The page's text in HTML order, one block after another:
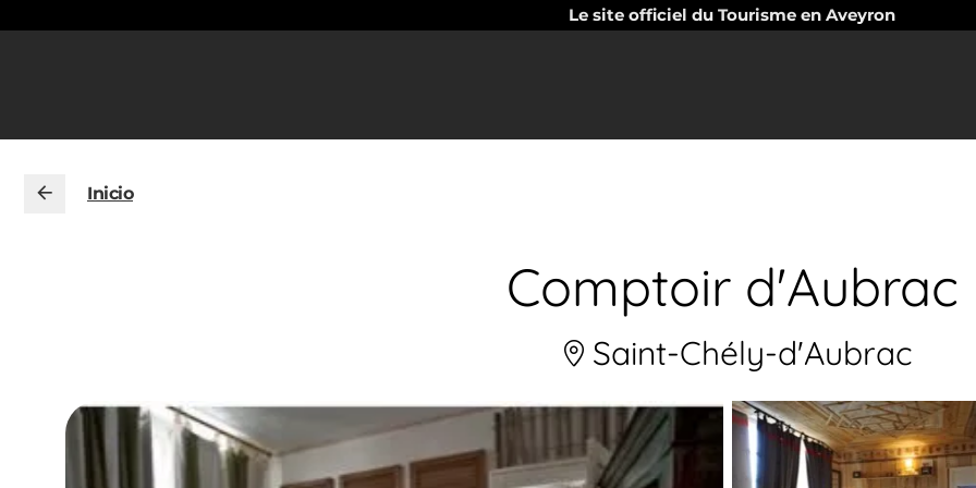
Le site officiel du Tourisme en Aveyron
Inicio
Comptoir d'Aubrac
Saint-Chély-d'Aubrac